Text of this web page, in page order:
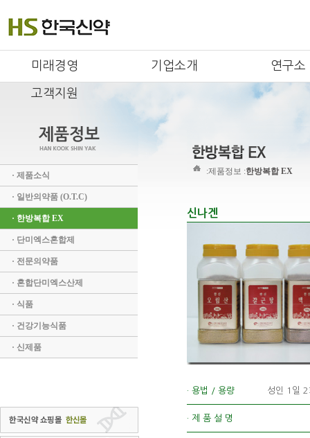
미래경영 기업소개 연구소
고객지원
· 제품소식
· 일반의약품 (O.T.C)
· 한방복합 EX
· 단미엑스혼합제
· 전문의약품
· 혼합단미엑스산제
· 식품
· 건강기능식품
· 신제품
:제품정보 :한방복합 EX
신나겐
· 용법 / 용량 성인 1일 2
· 제 품 설 명